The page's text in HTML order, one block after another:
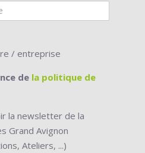
/ entreprise
de la politique de
la newsletter de la
Grand Avignon
Ateliers, ...)